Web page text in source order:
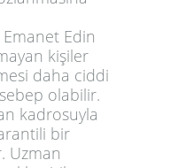
Edin
kişiler
daha ciddi
sebep olabilir.
kadrosuyla
bir
Uzman